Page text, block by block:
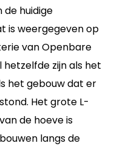
huidige
is weergegeven op
van Openbare
zijn als het
het gebouw dat er
Het grote L-
de hoeve is
langs de